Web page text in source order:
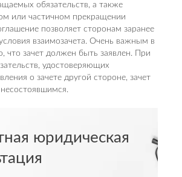
обязательств, а также
или частичном прекращении
позволяет сторонам заранее
взаимозачета. Очень важным в
что зачет должен быть заявлен. При
удостоверяющих
о зачете другой стороне, зачет
несостоявшимся.
юридическая